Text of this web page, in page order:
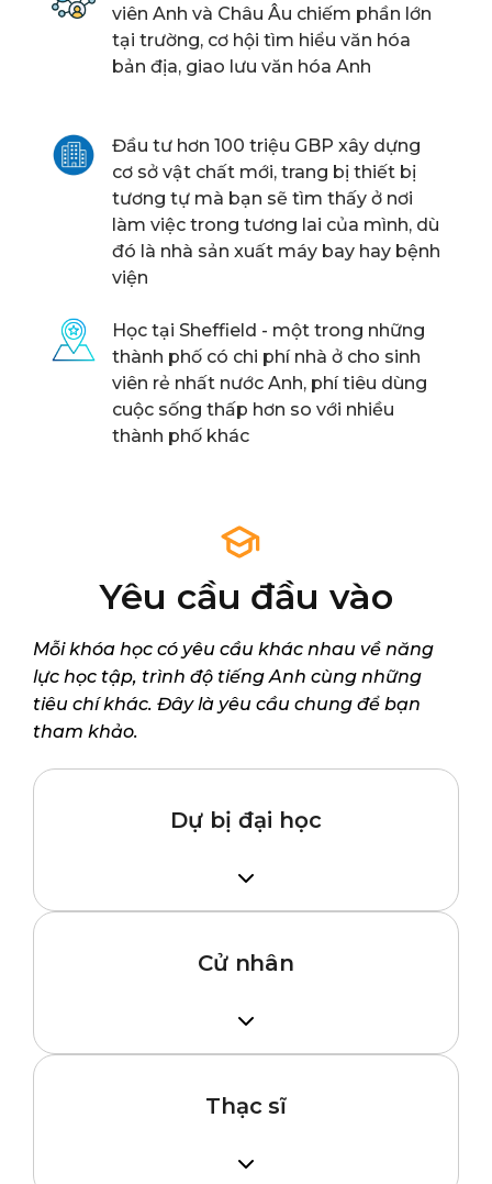
viên Anh và Châu Âu chiếm phần lớn
tại trường, cơ hội tìm hiểu văn hóa
bản địa, giao lưu văn hóa Anh
Đầu tư hơn 100 triệu GBP xây dựng
cơ sở vật chất mới, trang bị thiết bị
tương tự mà bạn sẽ tìm thấy ở nơi
làm việc trong tương lai của mình, dù
đó là nhà sản xuất máy bay hay bệnh
viện
Học tại Sheffield - một trong những
thành phố có chi phí nhà ở cho sinh
viên rẻ nhất nước Anh, phí tiêu dùng
cuộc sống thấp hơn so với nhiều
thành phố khác
Yêu cầu đầu vào
Mỗi khóa học có yêu cầu khác nhau về năng
lực học tập, trình độ tiếng Anh cùng những
tiêu chí khác. Đây là yêu cầu chung để bạn
tham khảo.
Dự bị đại học
IELTS tối thiểu 4.5 (không kỹ năng nào
Tùy thuộc vào điểm IELTS, bạn có thể
đăng ký khóa học kéo dài 2 hoặc 3 kỳ
Cử nhân
Hoàn thành chương trình Dự bị đại học
Hoàn thành năm 1 chương trình đại học
Thạc sĩ